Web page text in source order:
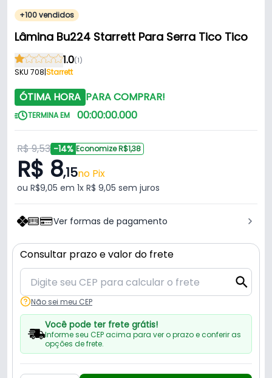
+100 vendidos
Lâmina Bu224 Starrett Para Serra Tico Tico
1.0(1)
SKU 708|Starrett
ÓTIMA HORA PARA COMPRAR!
TERMINA EM 00:00:00.000
R$ 9,53 -14% Economize R$1,38
R$ 8,15no Pix
ou R$9,05 em 1x R$ 9,05 sem juros
Ver formas de pagamento
Consultar prazo e valor do frete
Não sei meu CEP
Você pode ter frete grátis!
Informe seu CEP acima para ver o prazo e conferir as
opções de frete.